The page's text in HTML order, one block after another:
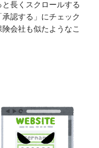
長くスクロールする
認する」にチェック
会社も似たようなこ